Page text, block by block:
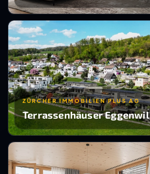
ZÜRCHER IMMOBILIEN PLUS AG
Terrassenhäuser Eggenwil